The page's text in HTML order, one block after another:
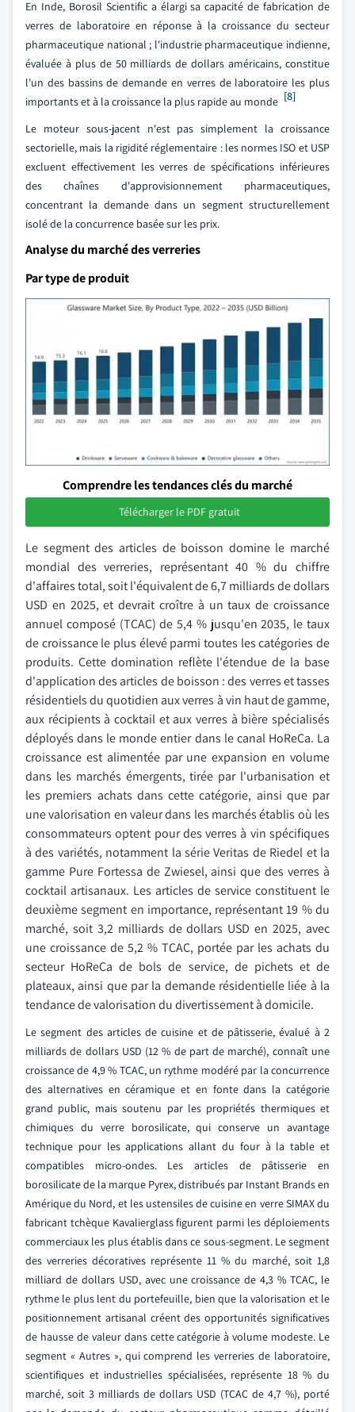
En Inde, Borosil Scientific a élargi sa capacité de fabrication de
verres de laboratoire en réponse à la croissance du secteur
pharmaceutique national ; l'industrie pharmaceutique indienne,
évaluée à plus de 50 milliards de dollars américains, constitue
l'un des bassins de demande en verres de laboratoire les plus
importants et à la croissance la plus rapide au monde [8]
Le moteur sous-jacent n'est pas simplement la croissance
sectorielle, mais la rigidité réglementaire : les normes ISO et USP
excluent effectivement les verres de spécifications inférieures
des chaînes d'approvisionnement pharmaceutiques,
concentrant la demande dans un segment structurellement
isolé de la concurrence basée sur les prix.
Analyse du marché des verreries
Par type de produit
Comprendre les tendances clés du marché
Télécharger le PDF gratuit
Le segment des articles de boisson domine le marché
mondial des verreries, représentant 40 % du chiffre
d'affaires total, soit l'équivalent de 6,7 milliards de dollars
USD en 2025, et devrait croître à un taux de croissance
annuel composé (TCAC) de 5,4 % jusqu'en 2035, le taux
de croissance le plus élevé parmi toutes les catégories de
produits. Cette domination reflète l'étendue de la base
d'application des articles de boisson : des verres et tasses
résidentiels du quotidien aux verres à vin haut de gamme,
aux récipients à cocktail et aux verres à bière spécialisés
déployés dans le monde entier dans le canal HoReCa. La
croissance est alimentée par une expansion en volume
dans les marchés émergents, tirée par l'urbanisation et
les premiers achats dans cette catégorie, ainsi que par
une valorisation en valeur dans les marchés établis où les
consommateurs optent pour des verres à vin spécifiques
à des variétés, notamment la série Veritas de Riedel et la
gamme Pure Fortessa de Zwiesel, ainsi que des verres à
cocktail artisanaux. Les articles de service constituent le
deuxième segment en importance, représentant 19 % du
marché, soit 3,2 milliards de dollars USD en 2025, avec
une croissance de 5,2 % TCAC, portée par les achats du
secteur HoReCa de bols de service, de pichets et de
plateaux, ainsi que par la demande résidentielle liée à la
tendance de valorisation du divertissement à domicile.
Le segment des articles de cuisine et de pâtisserie, évalué à 2
milliards de dollars USD (12 % de part de marché), connaît une
croissance de 4,9 % TCAC, un rythme modéré par la concurrence
des alternatives en céramique et en fonte dans la catégorie
grand public, mais soutenu par les propriétés thermiques et
chimiques du verre borosilicate, qui conserve un avantage
technique pour les applications allant du four à la table et
compatibles micro-ondes. Les articles de pâtisserie en
borosilicate de la marque Pyrex, distribués par Instant Brands en
Amérique du Nord, et les ustensiles de cuisine en verre SIMAX du
fabricant tchèque Kavalierglass figurent parmi les déploiements
commerciaux les plus établis dans ce sous-segment. Le segment
des verreries décoratives représente 11 % du marché, soit 1,8
milliard de dollars USD, avec une croissance de 4,3 % TCAC, le
rythme le plus lent du portefeuille, bien que la valorisation et le
positionnement artisanal créent des opportunités significatives
de hausse de valeur dans cette catégorie à volume modeste. Le
segment « Autres », qui comprend les verreries de laboratoire,
scientifiques et industrielles spécialisées, représente 18 % du
marché, soit 3 milliards de dollars USD (TCAC de 4,7 %), porté